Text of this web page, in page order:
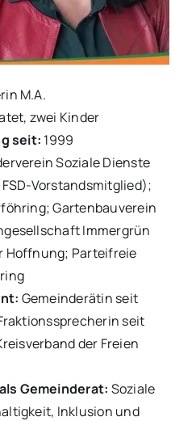
M.A.
zwei Kinder
seit: 1999
Soziale Dienste
Vorstandsmitglied);
Gartenbauverein
Immergrün
Hoffnung; Parteifreie
Gemeinderätin seit
seit
der Freien
Gemeinderat: Soziale
Inklusion und